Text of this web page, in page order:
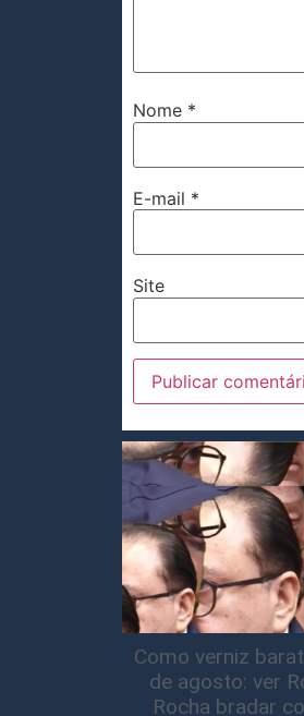
Nome *
E-mail *
Site
Como verniz
de agosto: ver
Rocha bradar